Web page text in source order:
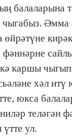
балаларына
Әмма
өйрәтүне
каршы
хәл итү
юкса
теләгән
ул.